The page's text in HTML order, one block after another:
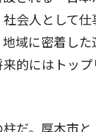
会人として
域に密着し
的にはトッ
だ。厚木市